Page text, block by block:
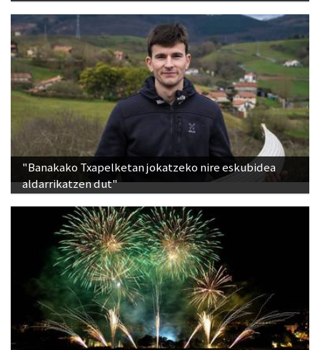
"Banakako Txapelketan jokatzeko nire eskubidea
aldarrikatzen dut"